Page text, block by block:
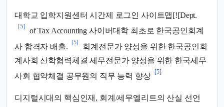
대학교 입학지원센터 시간제 로그인 사이트맵[![Dept.
[5]
of Tax Accounting 사이버대학 최초로 한국공인회계
사 합격자 배출.
[5]
회계전문가 양성을 위한 한국공인회
계사회 산학협력체결 세무전문가 양성을 위한 한국세무
사회 협약체결 공무원의 직무 능력 향상
[5]
디지털시대의 핵심인재, 회계/세무엘리트의 산실 선언